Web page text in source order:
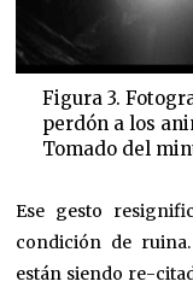
Figura 3.
perdón a los
Tomado del
Ese gesto
condición de
están siendo re-